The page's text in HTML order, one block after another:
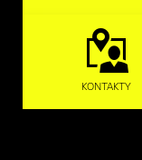
KONTAKTY